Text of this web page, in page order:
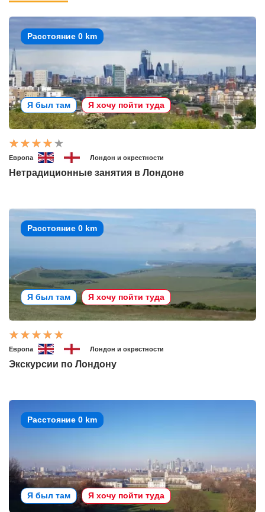
Расстояние 0 km
Я был там Я хочу пойти туда
Европа Лондон и окрестности
Нетрадиционные занятия в Лондоне
Расстояние 0 km
Я был там Я хочу пойти туда
Европа Лондон и окрестности
Экскурсии по Лондону
Расстояние 0 km
Я был там Я хочу пойти туда